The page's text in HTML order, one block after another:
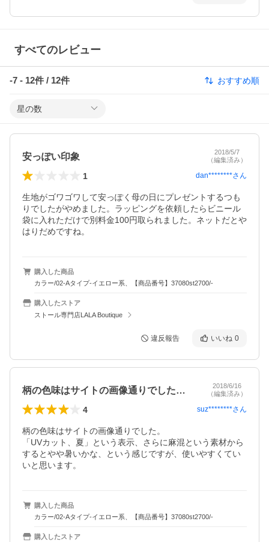
すべてのレビュー
-7 - 12件 / 12件 おすすめ順
星の数
安っぽい印象
2018/5/7
（編集済み）
1 dan********さん
生地がゴワゴワして安っぽく母の日にプレゼントするつも
りでしたがやめました。ラッピングを依頼したらビニール
袋に入れただけで別料金100円取られました。ネットだとや
はりだめですね。
購入した商品
カラー/02-Aタイプ-イエロー系、【商品番号】37080st2700/-
購入したストア
ストール専門店LALA Boutique
違反報告 いいね 0
柄の色味はサイトの画像通りでした。「U…
2018/6/16
（編集済み）
4 suz********さん
柄の色味はサイトの画像通りでした。
「UVカット、夏」という表示、さらに麻混という素材から
するとやや暑いかな、という感じですが、使いやすくてい
いと思います。
購入した商品
カラー/02-Aタイプ-イエロー系、【商品番号】37080st2700/-
購入したストア